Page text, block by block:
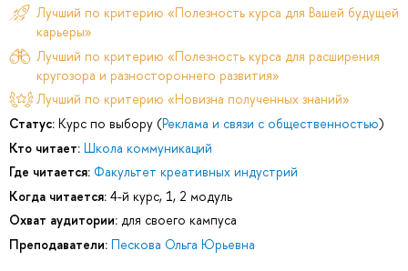
Лучший по критерию «Полезность курса для Вашей будущей
карьеры»
Лучший по критерию «Полезность курса для расширения
кругозора и разностороннего развития»
Лучший по критерию «Новизна полученных знаний»
Статус: Курс по выбору (Реклама и связи с общественностью)
Кто читает: Школа коммуникаций
Где читается: Факультет креативных индустрий
Когда читается: 4-й курс, 1, 2 модуль
Охват аудитории: для своего кампуса
Преподаватели: Пескова Ольга Юрьевна